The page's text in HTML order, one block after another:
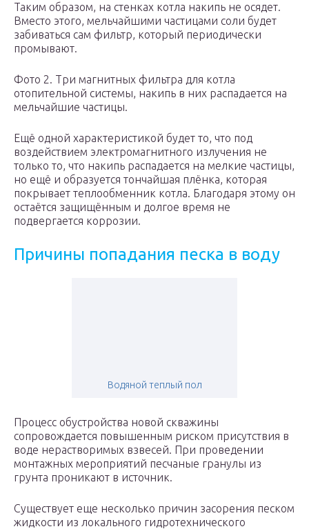
Таким образом, на стенках котла накипь не осядет.
Вместо этого, мельчайшими частицами соли будет
забиваться сам фильтр, который периодически
промывают.
Фото 2. Три магнитных фильтра для котла
отопительной системы, накипь в них распадается на
мельчайшие частицы.
Ещё одной характеристикой будет то, что под
воздействием электромагнитного излучения не
только то, что накипь распадается на мелкие частицы,
но ещё и образуется тончайшая плёнка, которая
покрывает теплообменник котла. Благодаря этому он
остаётся защищённым и долгое время не
подвергается коррозии.
Причины попадания песка в воду
Водяной теплый пол
Процесс обустройства новой скважины
сопровождается повышенным риском присутствия в
воде нерастворимых взвесей. При проведении
монтажных мероприятий песчаные гранулы из
грунта проникают в источник.
Существует еще несколько причин засорения песком
жидкости из локального гидротехнического